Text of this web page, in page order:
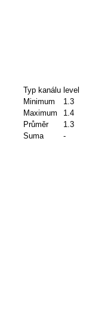
Typ kanálu level
Minimum
1.3
Maximum
1.4
Průměr
1.3
Suma
-